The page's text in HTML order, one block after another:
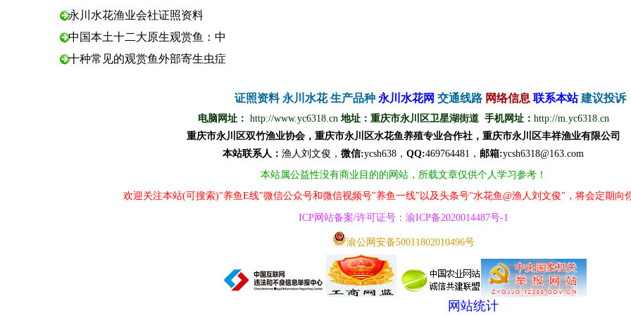
永川水花渔业会社证照资料
中国本土十二大原生观赏鱼：中
十种常见的观赏鱼外部寄生虫症
电脑网址： http://www.yc6318.cn 地址：重庆市永川区卫星湖街道 手机网址： http://m.yc6318.cn
重庆市永川区双竹渔业协会，重庆市永川区水花鱼养殖专业合作社，重庆市永川区丰祥渔业有限公司
本站联系人 ： 渔 人刘 文俊 ， 微信:ycsh638， QQ:469764481， 邮箱:ycsh6318@163.com
本站属公益性没有商业目的的网站，所载文章仅供个人学习参考！
欢迎关注本站(可搜索)"养鱼E线"微信公众号和微信视频号"养鱼一线"以及头条号"水花鱼@渔人刘文俊"，将会定期向
ICP网 站备案/许可证号： 渝ICP备2020014487号-1
渝公网安备50011802010496号
证照资料 永川水花 生产品种 永 川 水花网 交通线路 网络信息 联系本站 建议投诉
网站统计